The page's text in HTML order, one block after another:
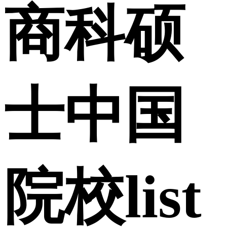
商科硕
士中国
院校list